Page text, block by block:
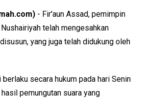
- Fir'aun Assad, pemimpin
telah mengesahkan
yang juga telah didukung oleh
secara hukum pada hari Senin
pemungutan suara yang